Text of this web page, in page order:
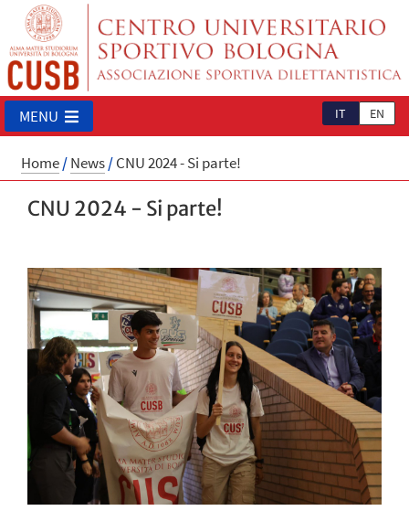
IT EN
MENU
Home/News/CNU 2024 - Si parte!
CNU 2024 - Si parte!